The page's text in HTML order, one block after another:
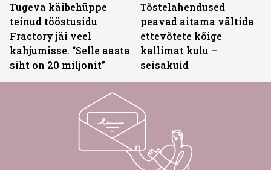
Tugeva käibehüppe
teinud tööstusidu
Fractory jäi veel
kahjumisse. “Selle aasta
siht on 20 miljonit”
Tõstelahendused
peavad aitama vältida
ettevõtete kõige
kallimat kulu –
seisakuid